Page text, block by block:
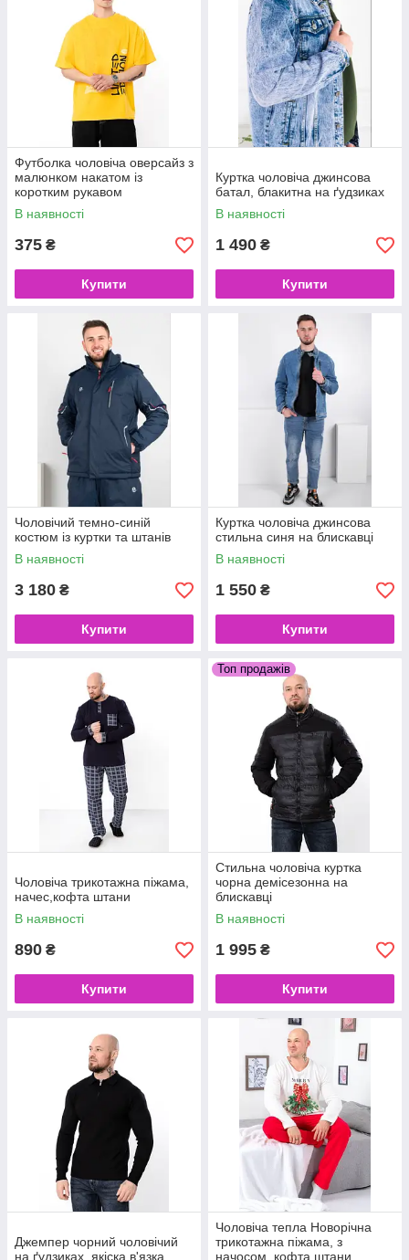
Футболка чоловіча оверсайз з
малюнком накатом із
коротким рукавом
В наявності
375 ₴
Купити
Куртка чоловіча джинсова
батал, блакитна на ґудзиках
В наявності
1 490 ₴
Купити
Чоловічий темно-синій
костюм із куртки та штанів
В наявності
3 180 ₴
Купити
Куртка чоловіча джинсова
стильна синя на блискавці
В наявності
1 550 ₴
Купити
Чоловіча трикотажна піжама,
начес,кофта штани
В наявності
890 ₴
Купити
Топ продажів
Стильна чоловіча куртка
чорна демісезонна на
блискавці
В наявності
1 995 ₴
Купити
Джемпер чорний чоловічий
на ґудзиках, якіска в'язка
Чоловіча тепла Новорічна
трикотажна піжама, з
начосом, кофта штани